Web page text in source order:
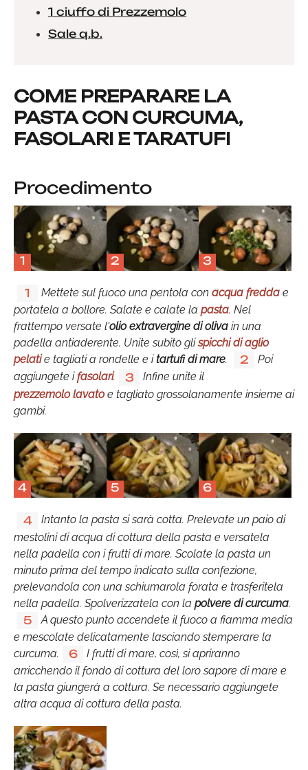
1 ciuffo di Prezzemolo
Sale q.b.
COME PREPARARE LA
PASTA CON CURCUMA,
FASOLARI E TARATUFI
Procedimento
1 2 3
1 Mettete sul fuoco una pentola con acqua fredda e
portatela a bollore. Salate e calate la pasta. Nel
frattempo versate l'olio extravergine di oliva in una
padella antiaderente. Unite subito glispicchi di aglio
pelatie tagliati a rondelle e itartufi di mare. 2
Poi
aggiungete ifasolari. 3
Infine unite il
prezzemolo lavato e tagliato grossolanamente insieme ai
gambi.
4 5 6
4
Intanto la pasta si sarà cotta. Prelevate un paio di
mestolini di acqua di cottura della pasta e versatela
nella padella con i frutti di mare. Scolate la pasta un
minuto prima del tempo indicato sulla confezione,
prelevandola con una schiumarola forata e trasferitela
nella padella. Spolverizzatela con la polvere di curcuma.
5
A questo punto accendete il fuoco a fiamma media
e mescolate delicatamente lasciando stemperare la
curcuma.
6
I frutti di mare, così, si apriranno
arricchendo il fondo di cottura del loro sapore di mare e
la pasta giungerà a cottura. Se necessario aggiungete
altra acqua di cottura della pasta.